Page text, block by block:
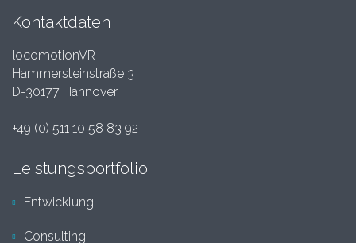
Kontaktdaten
locomotionVR
Hammersteinstraße 3
D-30177 Hannover
+49 (0) 511 10 58 83 92
Leistungsportfolio
Entwicklung
Consulting